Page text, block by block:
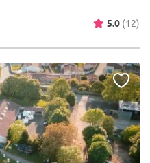
5.0 (12)